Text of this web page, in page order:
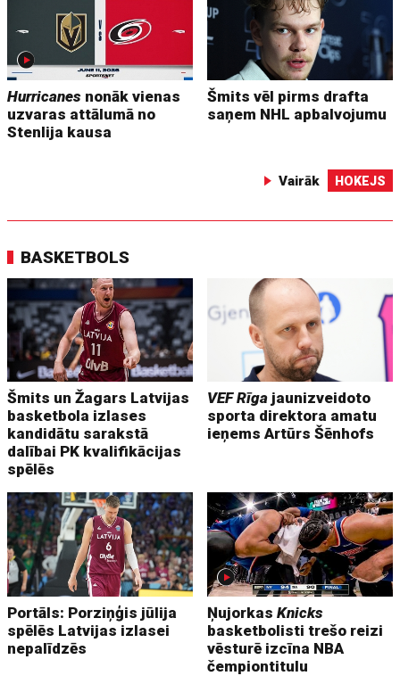
Hurricanes nonāk vienas
uzvaras attālumā no
Stenlija kausa
Šmits vēl pirms drafta
saņem NHL apbalvojumu
Vairāk HOKEJS
BASKETBOLS
Šmits un Žagars Latvijas
basketbola izlases
kandidātu sarakstā
dalībai PK kvalifikācijas
spēlēs
VEF Rīga jaunizveidoto
sporta direktora amatu
ieņems Artūrs Šēnhofs
Portāls: Porziņģis jūlija
spēlēs Latvijas izlasei
nepalīdzēs
ŅujorkasKnicks
basketbolisti trešo reizi
vēsturē izcīna NBA
čempiontitulu